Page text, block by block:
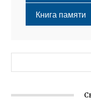
Книга памяти